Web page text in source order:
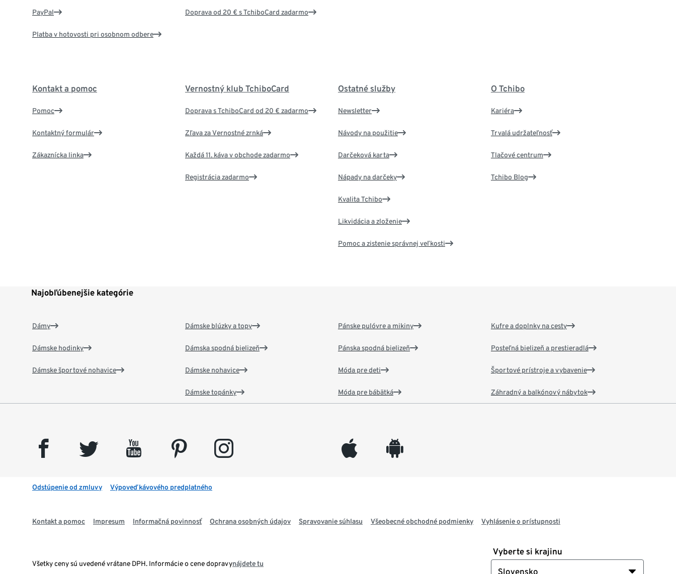
PayPal
Platba v hotovosti pri osobnom odbere
Doprava od 20 € s TchiboCard zadarmo
Kontakt a pomoc
Pomoc
Kontaktný formulár
Zákaznícka linka
Vernostný klub TchiboCard
Doprava s TchiboCard od 20 € zadarmo
Zľava za Vernostné zrnká
Každá 11. káva v obchode zadarmo
Registrácia zadarmo
Ostatné služby
Newsletter
Návody na použitie
Darčeková karta
Nápady na darčeky
Kvalita Tchibo
Likvidácia a zloženie
Pomoc a zistenie správnej veľkosti
O Tchibo
Kariéra
Trvalá udržateľnosť
Tlačové centrum
Tchibo Blog
Najobľúbenejšie kategórie
Dámy
Dámske hodinky
Dámske športové nohavice
Dámske blúzky a topy
Dámska spodná bielizeň
Dámske nohavice
Dámske topánky
Pánske pulóvre a mikiny
Pánska spodná bielizeň
Móda pre deti
Móda pre bábätká
Kufre a doplnky na cesty
Posteľná bielizeň a prestieradlá
Športové prístroje a vybavenie
Záhradný a balkónový nábytok
facebook twitter youtube pinterest instagram appleinc android
Odstúpenie od zmluvy Výpoveď kávového predplatného
Kontakt a pomoc Impresum Informačná povinnosť Ochrana osobných údajov Spravovanie súhlasu Všeobecné obchodné podmienky Vyhlásenie o prístupnosti
Všetky ceny sú uvedené vrátane DPH. Informácie o cene dopravynájdete tu
Vyberte si krajinu
Slovensko